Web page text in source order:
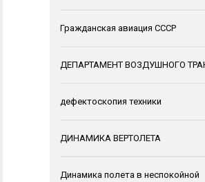
Гражданская авиация СССР
ДЕПАРТАМЕНТ ВОЗДУШНОГО
дефектоскопия техники
ДИНАМИКА ВЕРТОЛЕТА
Динамика полета в неспокойной